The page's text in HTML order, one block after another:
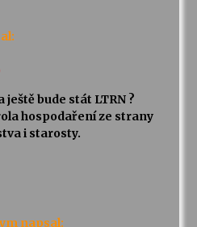
za Humpolec. V Želivě ožije
Čapka
Michala Novenka v Klášteře
bude stát LTRN ?
hospodaření ze strany
i starosty.
napsal: